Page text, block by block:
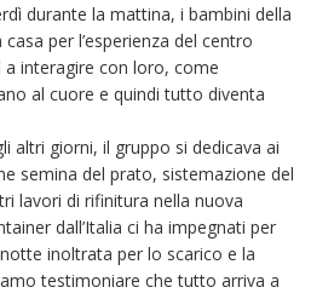
durante la mattina, i bambini della
per l’esperienza del centro
interagire con loro, come
al cuore e quindi tutto diventa
altri giorni, il gruppo si dedicava ai
semina del prato, sistemazione del
lavori di rifinitura nella nuova
dall’Italia ci ha impegnati per
inoltrata per lo scarico e la
testimoniare che tutto arriva a